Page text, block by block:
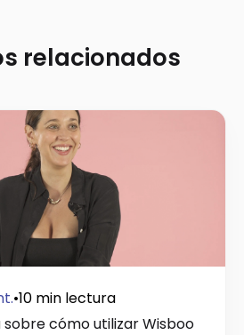
relacionados
•10 min lectura
sobre cómo utilizar Wisboo